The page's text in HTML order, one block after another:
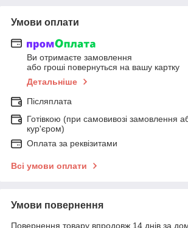
Умови оплати
Ви отримаєте замовлення
або гроші повернуться на вашу картку
Детальніше
Післяплата
Готівкою (при самовивозі замовлення
кур'єром)
Оплата за реквізитами
Всі умови оплати
Умови повернення
Повернення товару впродовж 14 днів за